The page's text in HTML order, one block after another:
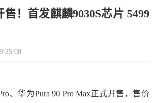
！首发麒麟9030S芯片 5499
、华为Pura 90 Pro Max正式开售，售价